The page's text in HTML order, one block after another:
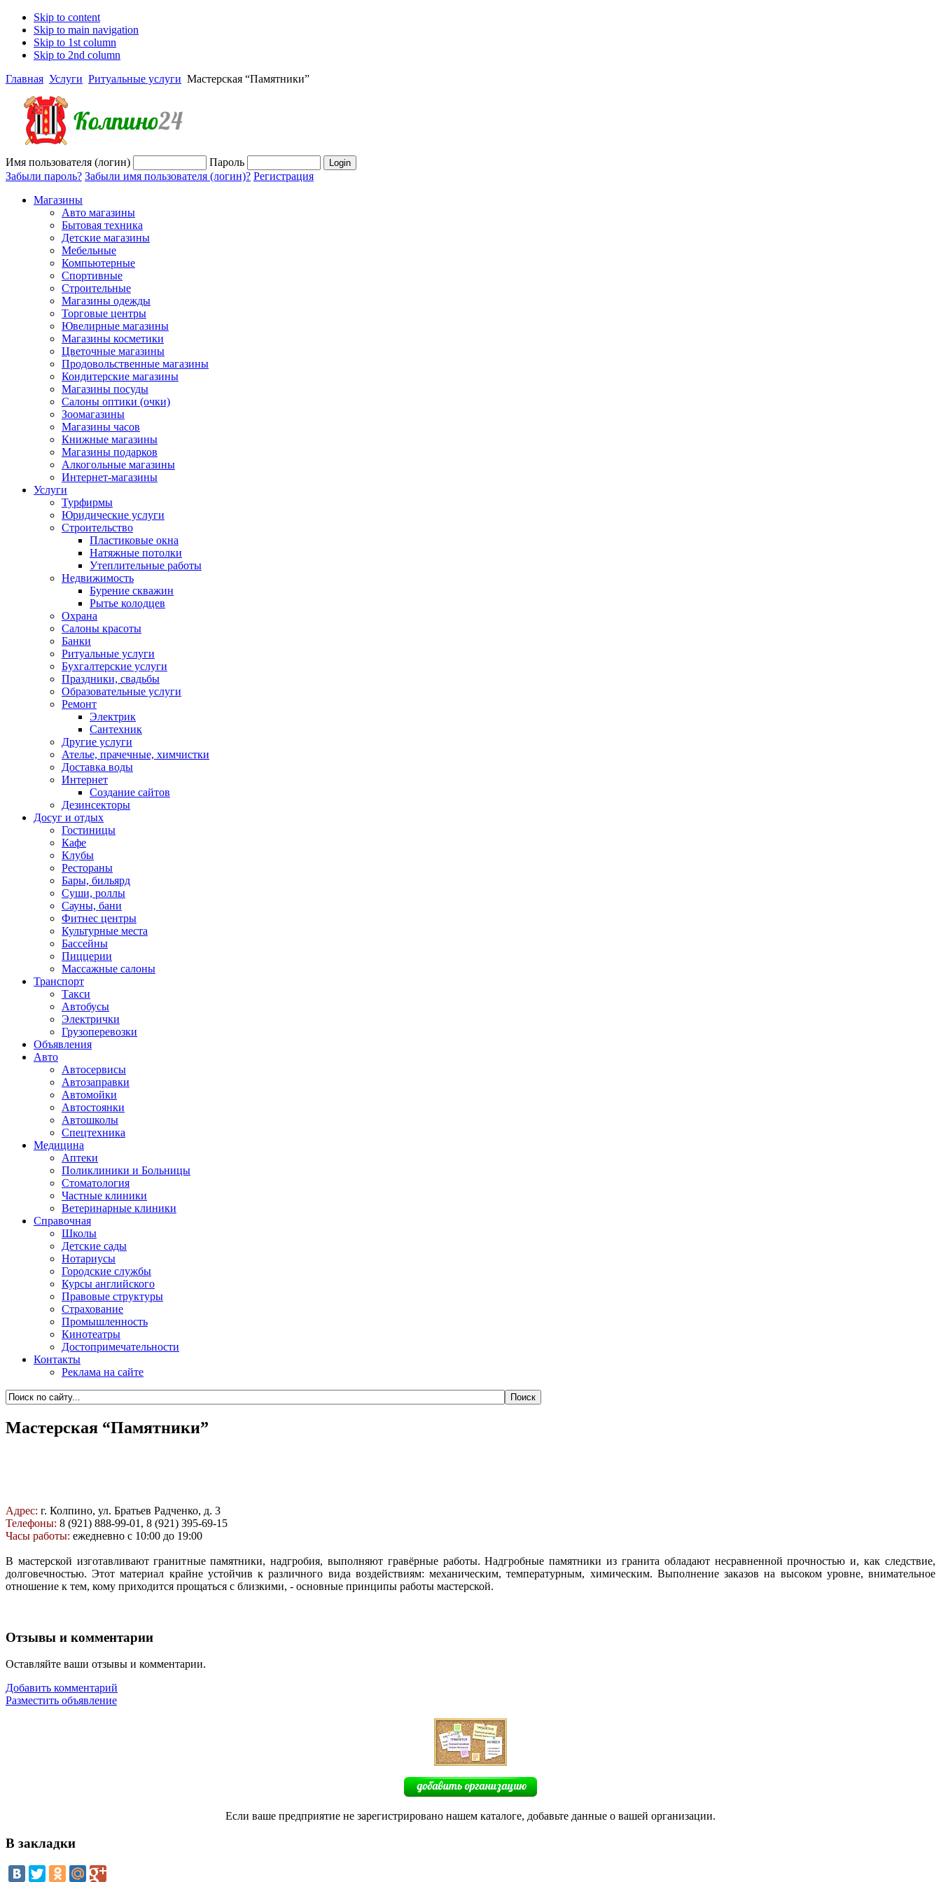
Skip to content
Skip to main navigation
Skip to 1st column
Skip to 2nd column
Главная Услуги Ритуальные услуги Мастерская “Памятники”
Имя пользователя (логин)
Пароль
Забыли пароль? Забыли имя пользователя (логин)? Регистрация
Магазины
Авто магазины
Бытовая техника
Детские магазины
Мебельные
Компьютерные
Спортивные
Строительные
Магазины одежды
Торговые центры
Ювелирные магазины
Магазины косметики
Цветочные магазины
Продовольственные магазины
Кондитерские магазины
Магазины посуды
Салоны оптики (очки)
Зоомагазины
Магазины часов
Книжные магазины
Магазины подарков
Алкогольные магазины
Интернет-магазины
Услуги
Турфирмы
Юридические услуги
Строительство
Пластиковые окна
Натяжные потолки
Утеплительные работы
Недвижимость
Бурение скважин
Рытье колодцев
Охрана
Салоны красоты
Банки
Ритуальные услуги
Бухгалтерские услуги
Праздники, свадьбы
Образовательные услуги
Ремонт
Электрик
Сантехник
Другие услуги
Ателье, прачечные, химчистки
Доставка воды
Интернет
Создание сайтов
Дезинсекторы
Досуг и отдых
Гостиницы
Кафе
Клубы
Рестораны
Бары, бильярд
Суши, роллы
Сауны, бани
Фитнес центры
Культурные места
Бассейны
Пиццерии
Массажные салоны
Транспорт
Такси
Автобусы
Электрички
Грузоперевозки
Объявления
Авто
Автосервисы
Автозаправки
Автомойки
Автостоянки
Автошколы
Спецтехника
Медицина
Аптеки
Поликлиники и Больницы
Стоматология
Частные клиники
Ветеринарные клиники
Справочная
Школы
Детские сады
Нотариусы
Городские службы
Курсы английского
Правовые структуры
Страхование
Промышленность
Кинотеатры
Достопримечательности
Контакты
Реклама на сайте
Мастерская “Памятники”
Адрес: г. Колпино, ул. Братьев Радченко, д. 3
Телефоны: 8 (921) 888-99-01, 8 (921) 395-69-15
Часы работы: ежедневно с 10:00 до 19:00
В мастерской изготавливают гранитные памятники, надгробия, выполняют гравёрные работы. Надгробные памятники из гранита обладают несравненной прочностью и, как следствие,
долговечностью. Этот материал крайне устойчив к различного вида воздействиям: механическим, температурным, химическим. Выполнение заказов на высоком уровне, внимательное
отношение к тем, кому приходится прощаться с близкими, - основные принципы работы мастерской.
Отзывы и комментарии
Оставляйте ваши отзывы и комментарии.
Добавить комментарий
Разместить объявление
Если ваше предприятие не зарегистрировано нашем каталоге, добавьте данные о вашей организации.
В закладки